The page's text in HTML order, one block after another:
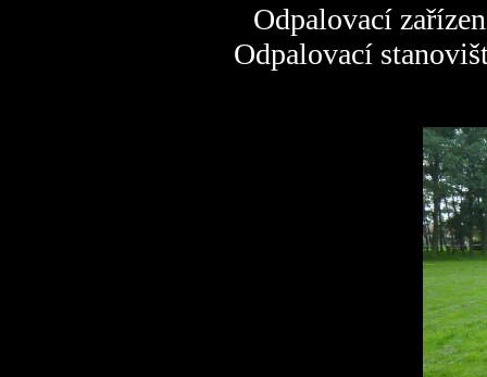
Odpalovací
Odpalovací